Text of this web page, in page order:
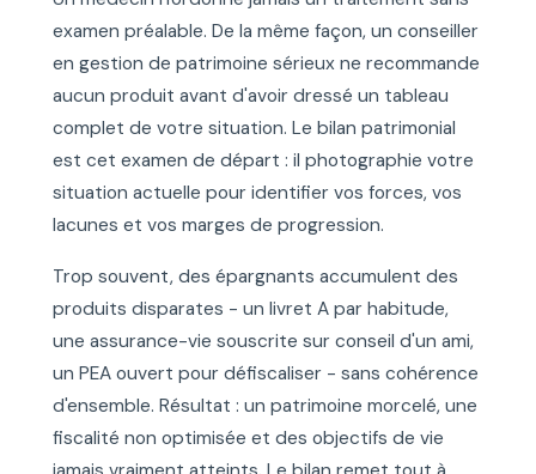
examen préalable. De la même façon, un conseiller
en gestion de patrimoine sérieux ne recommande
aucun produit avant d'avoir dressé un tableau
complet de votre situation. Le bilan patrimonial
est cet examen de départ : il photographie votre
situation actuelle pour identifier vos forces, vos
lacunes et vos marges de progression.
Trop souvent, des épargnants accumulent des
produits disparates - un livret A par habitude,
une assurance-vie souscrite sur conseil d'un ami,
un PEA ouvert pour défiscaliser - sans cohérence
d'ensemble. Résultat : un patrimoine morcelé, une
fiscalité non optimisée et des objectifs de vie